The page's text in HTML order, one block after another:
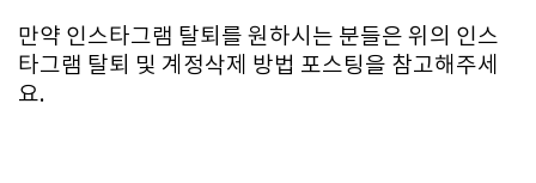
만약 인스타그램 탈퇴를 원하시는 분들은 위의 인스
타그램 탈퇴 및 계정삭제 방법 포스팅을 참고해주세
요.